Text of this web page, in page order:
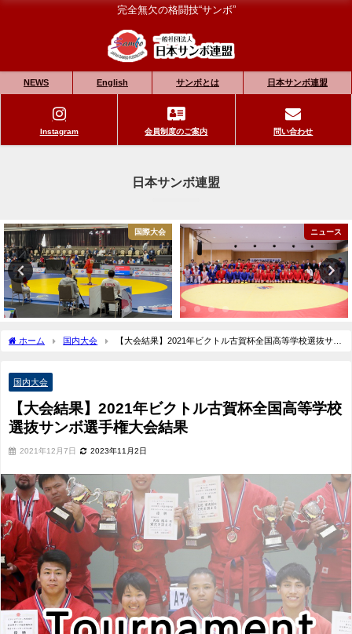
完全無欠の格闘技“サンボ”
NEWS English サンボとは 日本サンボ連盟
Instagram 会員制度のご案内 問い合わせ
日本サンボ連盟
国際大会 ニュース
ホーム 国内大会
【大会結果】2021年ビクトル古賀杯全国高等学校選抜サン
国内大会
【大会結果】2021年ビクトル古賀杯全国高等学校
選抜サンボ選手権大会結果
2021年12月7日 2023年11月2日